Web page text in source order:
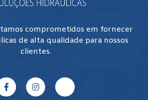
comprometidos em fornecer
de alta qualidade para nossos
clientes.